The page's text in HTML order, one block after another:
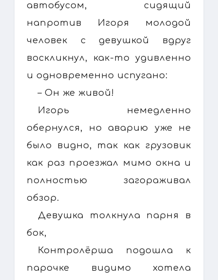
автобусом, сидящий
напротив Игоря молодой
человек с девушкой вдруг
воскликнул, как-то удивленно
и одновременно испугано:
– Он же живой!
Игорь немедленно
обернулся, но аварию уже не
было видно, так как грузовик
как раз проезжал мимо окна и
полностью загораживал
обзор.
Девушка толкнула парня в
бок,
Контролёрша подошла к
парочке видимо хотела